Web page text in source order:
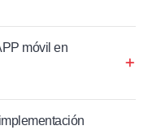
móvil en